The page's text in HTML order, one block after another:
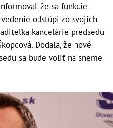
že sa funkcie
odstúpi zo svojich
kancelárie predsedu
Dodala, že nové
sa bude voliť na sneme